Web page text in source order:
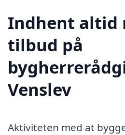
Indhent altid
tilbud på
Venslev
Aktiviteten med at